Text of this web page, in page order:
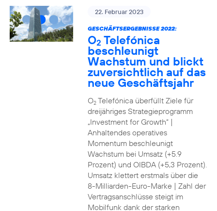
22. Februar 2023
GESCHÄFTSERGEBNISSE 2022:
O2 Telefónica
beschleunigt
Wachstum und blickt
zuversichtlich auf das
neue Geschäftsjahr
O2Telefónica überfüllt Ziele für
dreijähriges Strategieprogramm
„Investment for Growth“ |
Anhaltendes operatives
Momentum beschleunigt
Wachstum bei Umsatz (+5.9
Prozent) und OIBDA (+5,3 Prozent).
Umsatz klettert erstmals über die
8-Milliarden-Euro-Marke | Zahl der
Vertragsanschlüsse steigt im
Mobilfunk dank der starken